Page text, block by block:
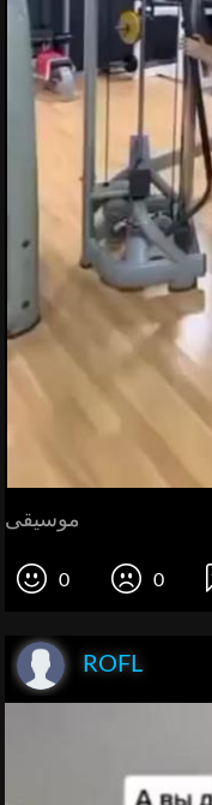
موسیقی
0 0
ROFL